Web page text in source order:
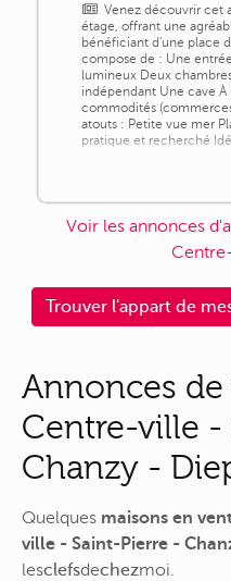
Venez découvrir cet
étage, offrant une
bénéficiant d'une place
compose de : Une
lumineux Deux
indépendant Une cave
commodités
atouts : Petite vue mer
pratique et recherché
Voir les annonces
Trouver l'appart de
Annonces
Centre-ville -
Chanzy -
Quelques maisons en
ville - Saint-Pierre -
lesclefsdechezmoi.